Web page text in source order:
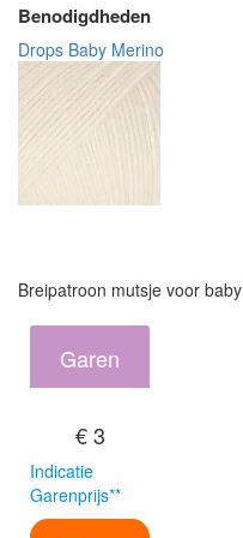
Benodigdheden
Drops Baby Merino
Breipatroon mutsje voor baby
Garen
€ 3
Indicatie
Garenprijs**